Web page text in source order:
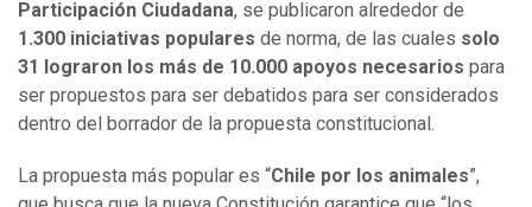
Participación Ciudadana, se publicaron alrededor de
1.300 iniciativas populares de norma, de las cuales solo
31 lograron los más de 10.000 apoyos necesarios para
ser propuestos para ser debatidos para ser considerados
dentro del borrador de la propuesta constitucional.
La propuesta más popular es “Chile por los animales”,